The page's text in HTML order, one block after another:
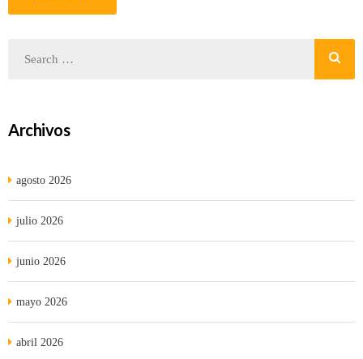
Archivos
agosto 2026
julio 2026
junio 2026
mayo 2026
abril 2026